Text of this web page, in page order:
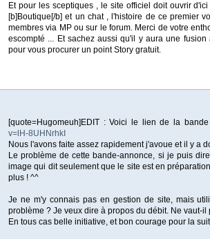
Et pour les sceptiques , le site officiel doit ouvrir
[b]Boutique[/b] et un chat , l'histoire de ce premier
membres via MP ou sur le forum. Merci de votre
escompté ... Et sachez aussi qu'il y aura une
pour vous procurer un point Story gratuit.
[quote=Hugomeuh]EDIT : Voici le lien de la
v=lH-8UHNrhkI
Nous l'avons faite assez rapidement j'avoue et il y a
Le problème de cette bande-annonce, si je puis
image qui dit seulement que le site est en
plus ! ^^
Je ne m'y connais pas en gestion de site, mais
problème ? Je veux dire à propos du débit. Ne vaut-il
En tous cas belle initiative, et bon courage pour la